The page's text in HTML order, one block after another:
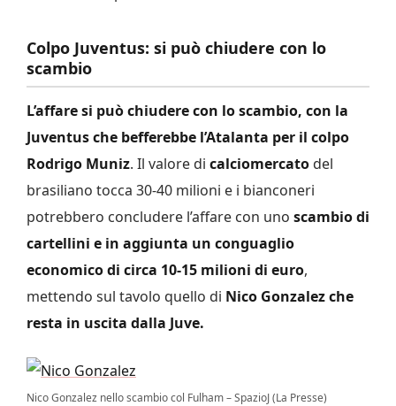
Colpo Juventus: si può chiudere con lo
scambio
L’affare si può chiudere con lo scambio, con la
Juventus che befferebbe l’Atalanta per il colpo
Rodrigo Muniz. Il valore di calciomercato del
brasiliano tocca 30-40 milioni e i bianconeri
potrebbero concludere l’affare con uno scambio di
cartellini e in aggiunta un conguaglio
economico di circa 10-15 milioni di euro,
mettendo sul tavolo quello di Nico Gonzalez che
resta in uscita dalla Juve.
Nico Gonzalez nello scambio col Fulham – SpazioJ (La Presse)